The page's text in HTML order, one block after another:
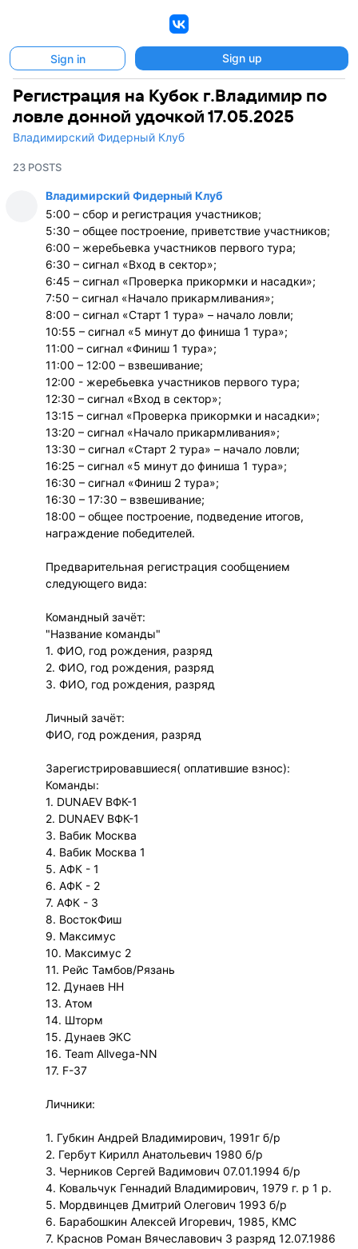
Sign in Sign up
Регистрация на Кубок г.Владимир по
ловле донной удочкой 17.05.2025
Владимирский Фидерный Клуб
23 POSTS
Владимирский Фидерный Клуб
5:00 – сбор и регистрация участников;
5:30 – общее построение, приветствие участников;
6:00 – жеребьевка участников первого тура;
6:30 – сигнал «Вход в сектор»;
6:45 – сигнал «Проверка прикормки и насадки»;
7:50 – сигнал «Начало прикармливания»;
8:00 – сигнал «Старт 1 тура» – начало ловли;
10:55 – сигнал «5 минут до финиша 1 тура»;
11:00 – сигнал «Финиш 1 тура»;
11:00 – 12:00 – взвешивание;
12:00 - жеребьевка участников первого тура;
12:30 – сигнал «Вход в сектор»;
13:15 – сигнал «Проверка прикормки и насадки»;
13:20 – сигнал «Начало прикармливания»;
13:30 – сигнал «Старт 2 тура» – начало ловли;
16:25 – сигнал «5 минут до финиша 1 тура»;
16:30 – сигнал «Финиш 2 тура»;
16:30 – 17:30 – взвешивание;
18:00 – общее построение, подведение итогов,
награждение победителей.
Предварительная регистрация сообщением
следующего вида:
Командный зачёт:
"Название команды"
1. ФИО, год рождения, разряд
2. ФИО, год рождения, разряд
3. ФИО, год рождения, разряд
Личный зачёт:
ФИО, год рождения, разряд
Зарегистрировавшиеся( оплатившие взнос):
Команды:
1. DUNAEV ВФК-1
2. DUNAEV ВФК-1
3. Вабик Москва
4. Вабик Москва 1
5. АФК - 1
6. АФК - 2
7. АФК - 3
8. ВостокФиш
9. Максимус
10. Максимус 2
11. Рейс Тамбов/Рязань
12. Дунаев НН
13. Атом
14. Шторм
15. Дунаев ЭКС
16. Team Allvega-NN
17. F-37
Личники:
1. Губкин Андрей Владимирович, 1991г б/р
2. Гербут Кирилл Анатольевич 1980 б/р
3. Черников Сергей Вадимович 07.01.1994 б/р
4. Ковальчук Геннадий Владимирович, 1979 г. р 1 р.
5. Мордвинцев Дмитрий Олегович 1993 б/р
6. Барабошкин Алексей Игоревич, 1985, КМС
7. Краснов Роман Вячеславович 3 разряд 12.07.1986